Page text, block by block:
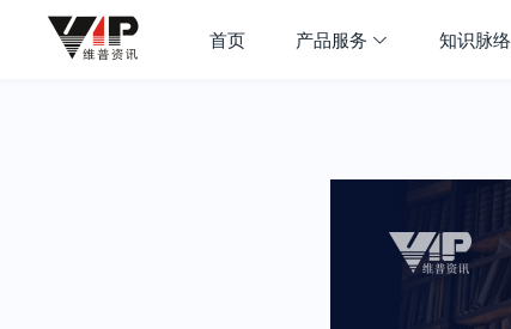
首页 产品服务 知识脉络